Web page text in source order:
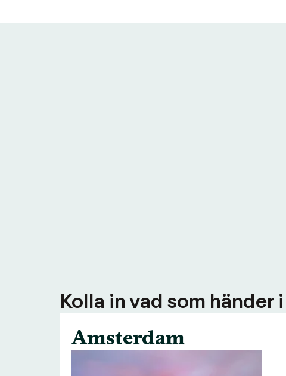
Kolla in vad som
Amsterdam